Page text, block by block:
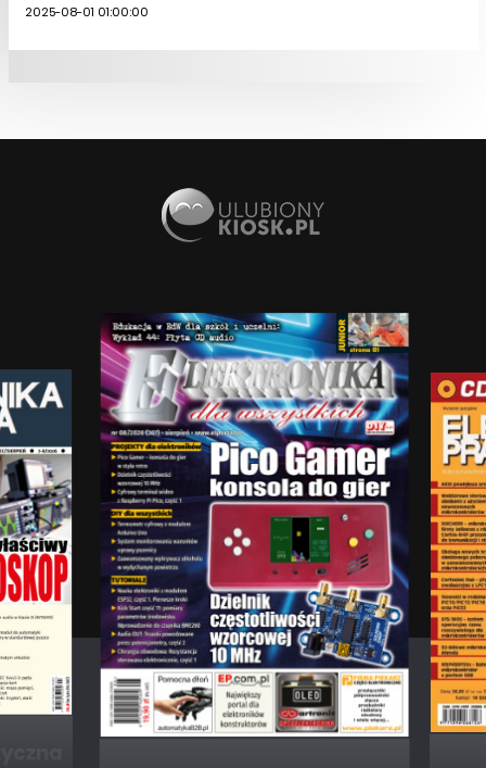
2025-08-01 01:00:00